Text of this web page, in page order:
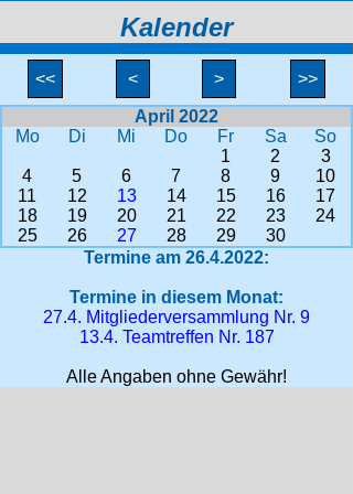
Kalender
<< < >
>>
April 2022
Mo
Di Mi Do Fr Sa
So
1
2
3
4
5 6 7 8 9
10
11
12 13 14 15 16
17
18
19 20 21 22 23
24
25
26 27 28 29
30
Termine am 26.4.2022:
Termine in diesem Monat:
27.4. Mitgliederversammlung Nr. 9
13.4. Teamtreffen Nr. 187
Alle Angaben ohne Gewähr!